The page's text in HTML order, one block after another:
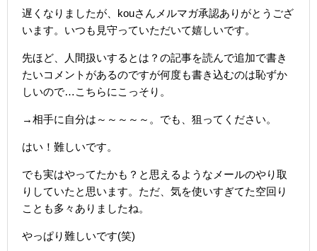
遅くなりましたが、kouさんメルマガ承認ありがとうござ
います。いつも見守っていただいて嬉しいです。
先ほど、人間扱いするとは？の記事を読んで追加で書き
たいコメントがあるのですが何度も書き込むのは恥ずか
しいので…こちらにこっそり。
→相手に自分は～～～～～。でも、狙ってください。
はい！難しいです。
でも実はやってたかも？と思えるようなメールのやり取
りしていたと思います。ただ、気を使いすぎてた空回り
ことも多々ありましたね。
やっぱり難しいです(笑)